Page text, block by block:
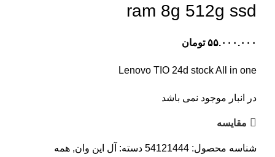
ram 8g 512g ssd
۵۵.۰۰۰.۰۰۰ تومان
Lenovo TIO 24d stock All in one
در انبار موجود نمی باشد
مقایسه
شناسه محصول: 54121444 دسته: آل این وان, همه